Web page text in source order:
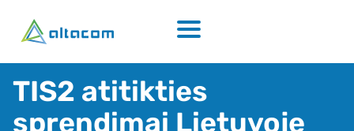
TIS2 atitikties
sprendimai Lietuvoje